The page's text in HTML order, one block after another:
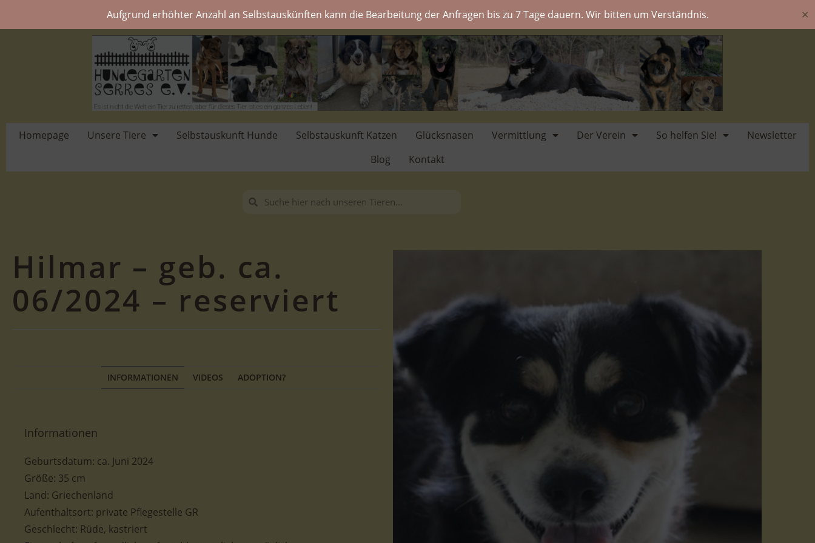
Aufgrund erhöhter Anzahl an Selbstauskünften kann die Bearbeitung der Anfragen bis zu 7 Tage dauern. Wir bitten um Verständnis. ✕
Homepage Unsere Tiere Selbstauskunft Hunde Selbstauskunft Katzen Glücksnasen Vermittlung Der Verein So helfen Sie!
Newsletter
Blog
Kontakt
Hilmar – geb. ca.
06/2024 – reserviert
INFORMATIONEN VIDEOS ADOPTION?
Informationen
Geburtsdatum: ca. Juni 2024
Größe: 35 cm
Land: Griechenland
Aufenthaltsort: private Pflegestelle GR
Geschlecht: Rüde, kastriert